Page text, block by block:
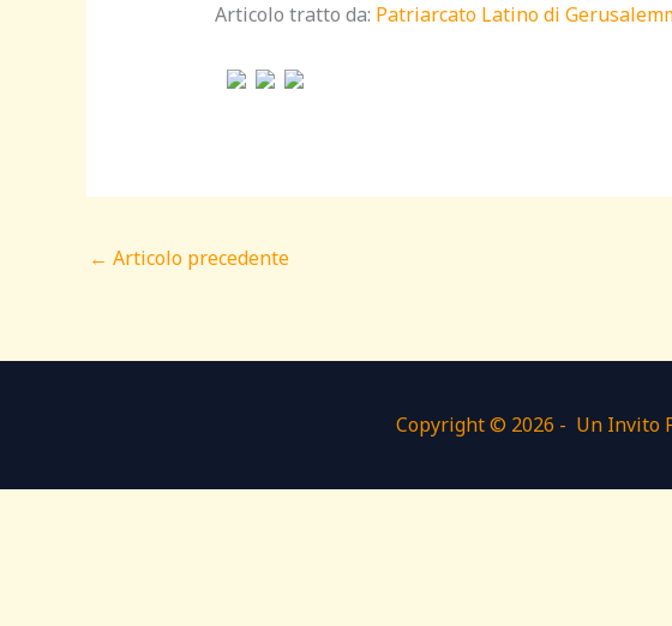
Articolo tratto da: Patriarcato Latino di
← Articolo precedente
Copyright © 2026 - Un Invito